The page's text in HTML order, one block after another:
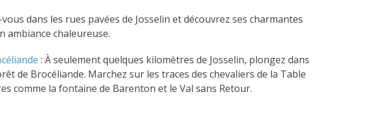
dans les rues pavées de Josselin et découvrez ses charmantes
ambiance chaleureuse.
: À seulement quelques kilomètres de Josselin, plongez dans
de Brocéliande. Marchez sur les traces des chevaliers de la Table
comme la fontaine de Barenton et le Val sans Retour.